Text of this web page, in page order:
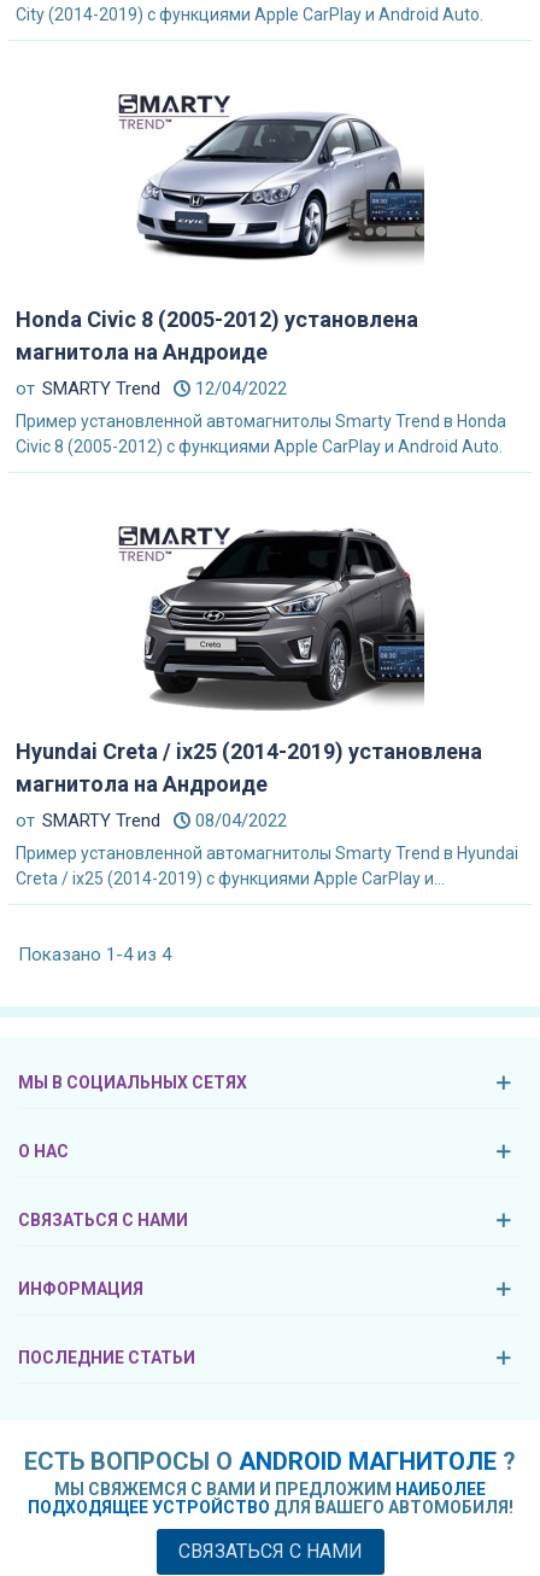
City (2014-2019) с функциями Apple CarPlay и Android Auto.
Honda Civic 8 (2005-2012) установлена
магнитола на Андроиде
от SMARTY Trend 12/04/2022
Пример установленной автомагнитолы Smarty Trend в Honda
Civic 8 (2005-2012) с функциями Apple CarPlay и Android Auto.
Hyundai Creta / ix25 (2014-2019) установлена
магнитола на Андроиде
от SMARTY Trend 08/04/2022
Пример установленной автомагнитолы Smarty Trend в Hyundai
Creta / ix25 (2014-2019) с функциями Apple CarPlay и...
Показано 1-4 из 4
МЫ В СОЦИАЛЬНЫХ СЕТЯХ
О НАС
СВЯЗАТЬСЯ С НАМИ
ИНФОРМАЦИЯ
ПОСЛЕДНИЕ СТАТЬИ
ЕСТЬ ВОПРОСЫ О ANDROID МАГНИТОЛЕ ?
МЫ СВЯЖЕМСЯ С ВАМИ И ПРЕДЛОЖИМ НАИБОЛЕЕ
ПОДХОДЯЩЕЕ УСТРОЙСТВО ДЛЯ ВАШЕГО АВТОМОБИЛЯ!
СВЯЗАТЬСЯ С НАМИ